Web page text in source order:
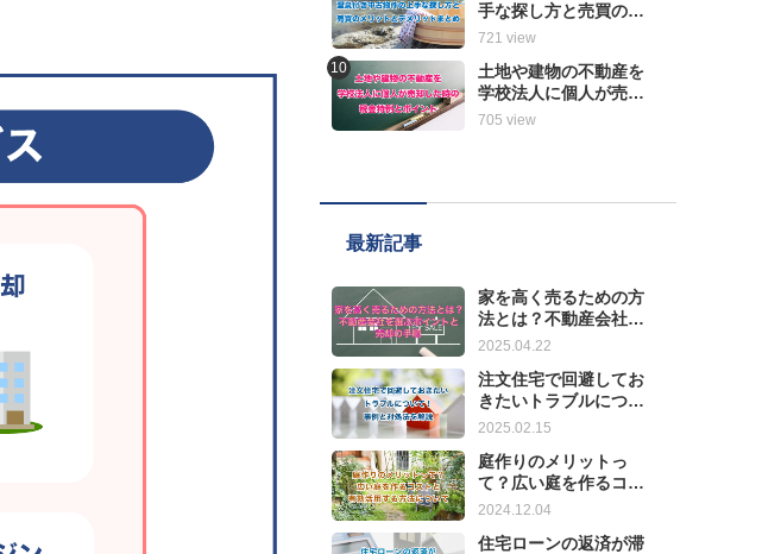
手な探し方と売買のメ
リットとデメリットま
721 view
土地や建物の不動産を
学校法人に個人が売却
した時の税金特例とポ
705 view
最新記事
家を高く売るための方
法とは？不動産会社を
選ぶポイントと売却の
2025.04.22
注文住宅で回避してお
きたいトラブルについ
て！事例と対処法を解
2025.02.15
庭作りのメリットっ
て？広い庭を作るコス
トと有効活用する方法
2024.12.04
住宅ローンの返済が滞